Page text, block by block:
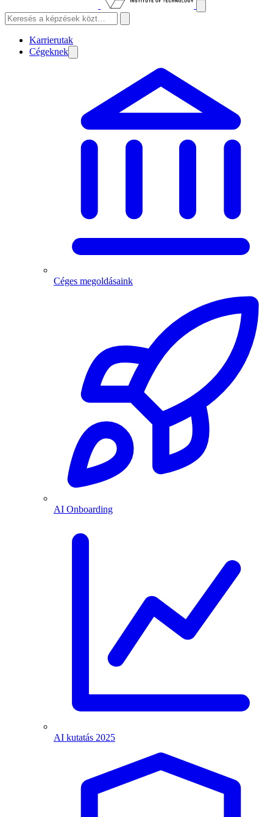
Karrierutak
Cégeknek
Céges megoldásaink
AI Onboarding
AI kutatás 2025